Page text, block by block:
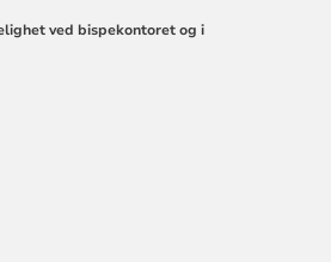
ved bispekontoret og i